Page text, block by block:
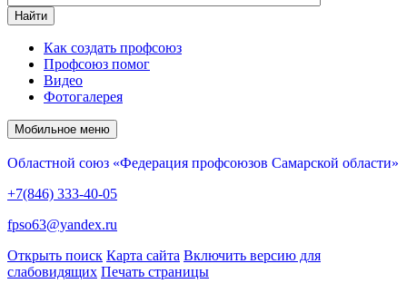
Найти
Как создать профсоюз
Профсоюз помог
Видео
Фотогалерея
Мобильное меню
Областной союз «Федерация профсоюзов Самарской области»
+7(846) 333-40-05
fpso63@yandex.ru
Открыть поиск Карта сайта Включить версию для
слабовидящих Печать страницы